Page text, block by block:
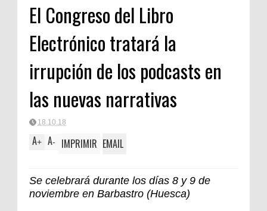
El Congreso del Libro
Electrónico tratará la
irrupción de los podcasts en
las nuevas narrativas
18.10.18
A+ A- IMPRIMIR EMAIL
Se celebrará durante los días 8 y 9 de
noviembre en Barbastro (Huesca)